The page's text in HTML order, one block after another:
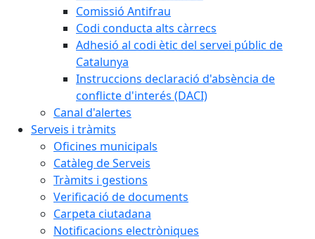
Comissió Antifrau
Codi conducta alts càrrecs
Adhesió al codi ètic del servei públic de
Catalunya
Instruccions declaració d'absència de
conflicte d'interés (DACI)
Canal d'alertes
Serveis i tràmits
Oficines municipals
Catàleg de Serveis
Tràmits i gestions
Verificació de documents
Carpeta ciutadana
Notificacions electròniques